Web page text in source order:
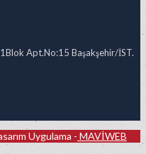
Apt.No:15 Başakşehir/İST.
Uygulama - MAVİWEB